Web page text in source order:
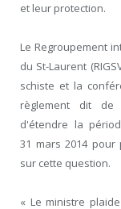
et leur protection.
Le Regroupement
du St-Laurent
schiste et la
règlement dit de
d'étendre la
31 mars 2014
sur cette question.
« Le ministre